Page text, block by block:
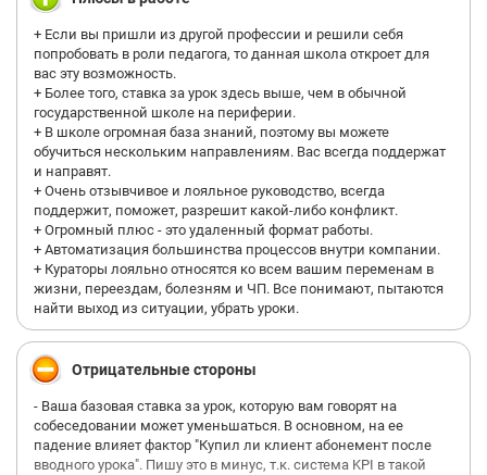
+ Если вы пришли из другой профессии и решили себя
попробовать в роли педагога, то данная школа откроет для
вас эту возможность.
+ Более того, ставка за урок здесь выше, чем в обычной
государственной школе на периферии.
+ В школе огромная база знаний, поэтому вы можете
обучиться нескольким направлениям. Вас всегда поддержат
и направят.
+ Очень отзывчивое и лояльное руководство, всегда
поддержит, поможет, разрешит какой-либо конфликт.
+ Огромный плюс - это удаленный формат работы.
+ Автоматизация большинства процессов внутри компании.
+ Кураторы лояльно относятся ко всем вашим переменам в
жизни, переездам, болезням и ЧП. Все понимают, пытаются
найти выход из ситуации, убрать уроки.
Отрицательные стороны
- Ваша базовая ставка за урок, которую вам говорят на
собеседовании может уменьшаться. В основном, на ее
падение влияет фактор "Купил ли клиент абонемент после
вводного урока". Пишу это в минус, т.к. система KPI в такой